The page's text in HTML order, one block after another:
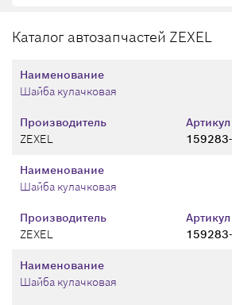
Каталог автозапчастей ZEXEL
Производитель
ZEXEL
Артикул
Наименование
Шайба кулачковая
Производитель
ZEXEL
Артикул
Наименование
Шайба кулачковая
Наименование
Шайба кулачковая